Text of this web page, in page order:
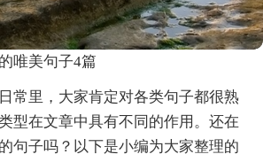
唯美句子4篇
常里，大家肯定对各类句子都很熟
型在文章中具有不同的作用。还在
句子吗？以下是小编为大家整理的